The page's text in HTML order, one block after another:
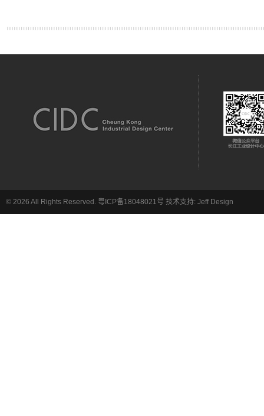
© 2026 All Rights Reserved. 粤ICP备18048021号 技术支持: Jeff Design